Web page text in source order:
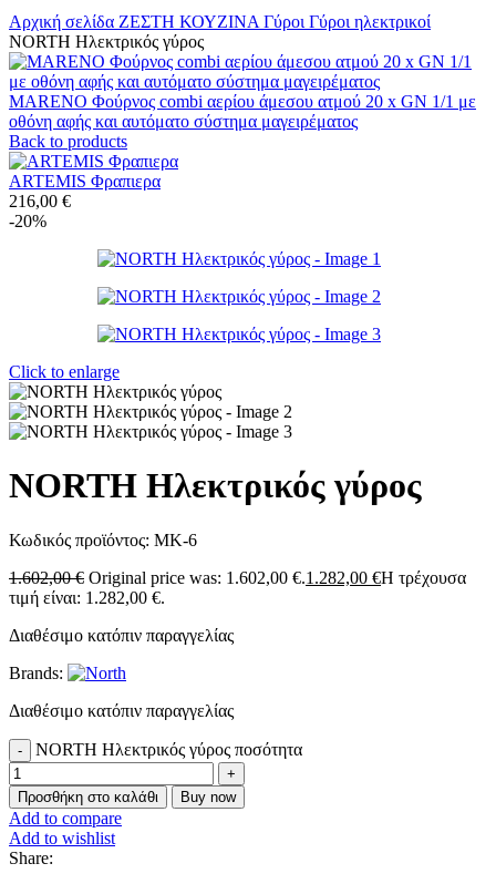
Αρχική σελίδα ΖΕΣΤΗ ΚΟΥΖΙΝΑ Γύροι Γύροι ηλεκτρικοί
NORTH Ηλεκτρικός γύρος
MARENO Φούρνος combi αερίου άμεσου ατμού 20 x GN 1/1 με
οθόνη αφής και αυτόματο σύστημα μαγειρέματος
Back to products
ARTEMIS Φραπιερα
216,00 €
-20%
Click to enlarge
NORTH Ηλεκτρικός γύρος
Κωδικός προϊόντος: MK-6
1.602,00€ Original price was: 1.602,00 €.1.282,00 €Η τρέχουσα
τιμή είναι: 1.282,00 €.
Διαθέσιμο κατόπιν παραγγελίας
Brands:
Διαθέσιμο κατόπιν παραγγελίας
NORTH Ηλεκτρικός γύρος ποσότητα
Προσθήκη στο καλάθι Buy now
Add to compare
Add to wishlist
Share: